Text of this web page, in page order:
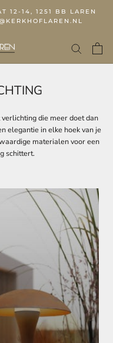
12-14, 1251 BB LAREN
die meer doet dan
elegantie in elke hoek van je
materialen voor een
schittert.